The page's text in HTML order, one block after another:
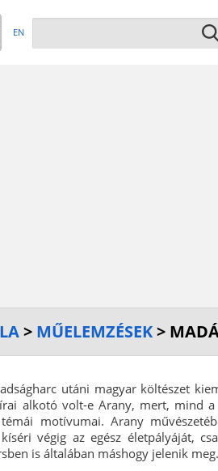
EN
> MŰELEMZÉSEK>
utáni magyar költészet
alkotó volt-e Arany, mert, mind
témái motívumai. Arany
végig az egész életpályáját,
is általában máshogy jelenik meg.